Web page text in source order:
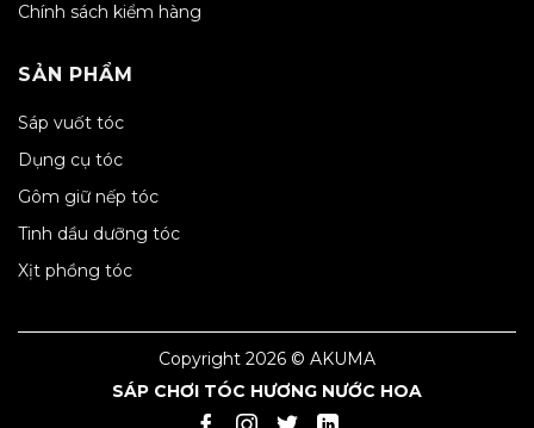
Chính sách kiểm hàng
SẢN PHẨM
Sáp vuốt tóc
Dụng cụ tóc
Gôm giữ nếp tóc
Tinh dầu dưỡng tóc
Xịt phồng tóc
Copyright 2026 © AKUMA
SÁP CHƠI TÓC HƯƠNG NƯỚC HOA